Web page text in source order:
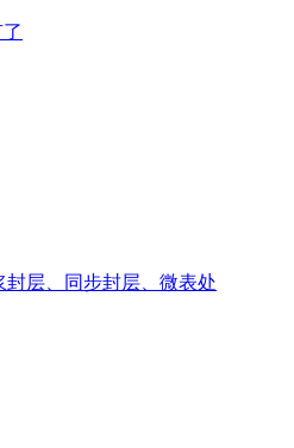
封层、同步封层、微表处